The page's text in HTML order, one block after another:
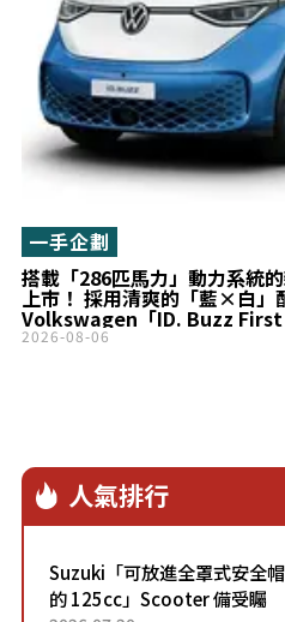
搭載「286匹馬力」動力系統
上市！ 採用清爽的「藍×白」
Volkswagen「ID. Buzz
場奧翻
一手企劃
2026-08-06
人氣排行
Suzuki「可放進全罩式安全帽
的 125cc」Scooter 備受矚